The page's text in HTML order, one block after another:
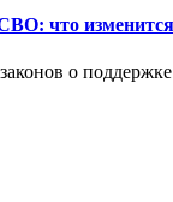
что изменится
о